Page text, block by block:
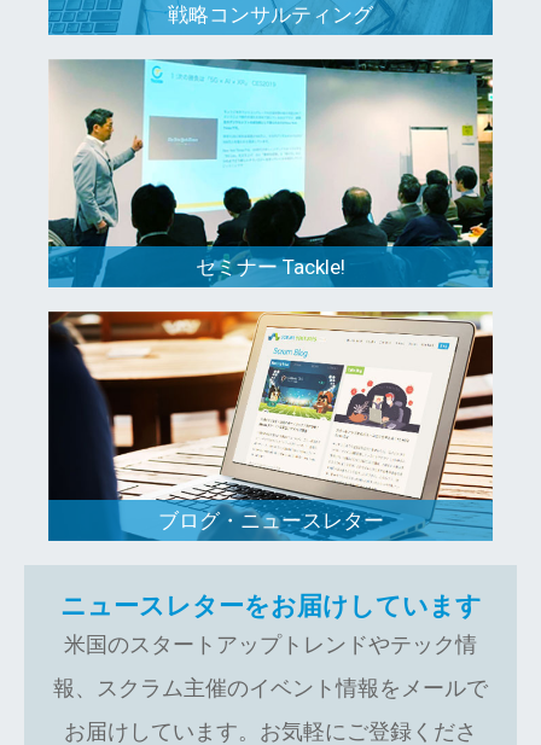
戦略コンサルティング
セミナー Tackle!
ブログ・ニュースレター
ニュースレターをお届けしています
米国のスタートアップトレンドやテック情
報、スクラム主催のイベント情報をメールで
お届けしています。お気軽にご登録くださ